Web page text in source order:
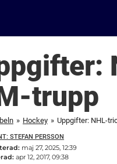
trupp
» Hockey » Uppgifter: NHL-
STEFAN PERSSON
maj 27, 2025, 12:39
apr 12, 2017, 09:38